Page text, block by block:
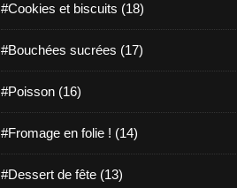
#Cookies et biscuits (18)
#Bouchées sucrées (17)
#Poisson (16)
#Fromage en folie ! (14)
#Dessert de fête (13)